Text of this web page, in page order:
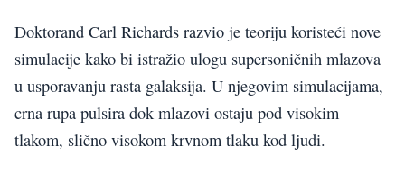
Doktorand Carl Richards razvio je teoriju koristeći nove
simulacije kako bi istražio ulogu supersoničnih mlazova
u usporavanju rasta galaksija. U njegovim simulacijama,
crna rupa pulsira dok mlazovi ostaju pod visokim
tlakom, slično visokom krvnom tlaku kod ljudi.